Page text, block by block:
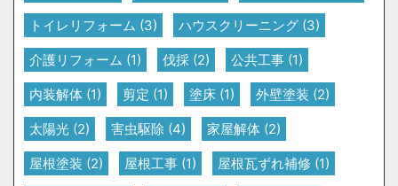
トイレリフォーム (3) ハウスクリーニング (3)
介護リフォーム (1) 伐採 (2) 公共工事 (1)
内装解体 (1) 剪定 (1) 塗床 (1) 外壁塗装 (2)
太陽光 (2) 害虫駆除 (4) 家屋解体 (2)
屋根塗装 (2) 屋根工事 (1) 屋根瓦ずれ補修 (1)